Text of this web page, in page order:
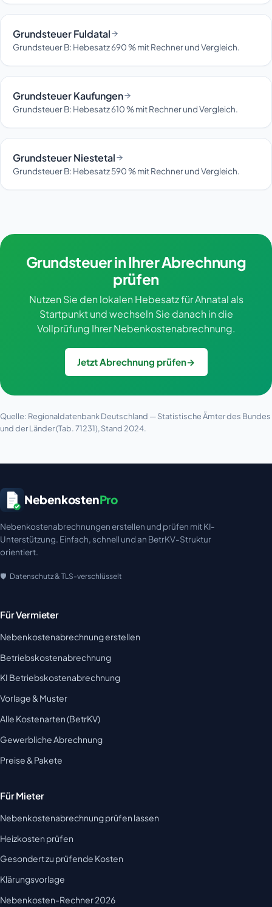
Grundsteuer Fuldatal
Grundsteuer B: Hebesatz 690 % mit Rechner und Vergleich.
Grundsteuer Kaufungen
Grundsteuer B: Hebesatz 610 % mit Rechner und Vergleich.
Grundsteuer Niestetal
Grundsteuer B: Hebesatz 590 % mit Rechner und Vergleich.
Grundsteuer in Ihrer Abrechnung
prüfen
Nutzen Sie den lokalen Hebesatz für Ahnatal als
Startpunkt und wechseln Sie danach in die
Vollprüfung Ihrer Nebenkostenabrechnung.
Jetzt Abrechnung prüfen→
Quelle: Regionaldatenbank Deutschland — Statistische Ämter des Bundes
und der Länder (Tab. 71231), Stand 2024.
NebenkostenPro
Nebenkostenabrechnungen erstellen und prüfen mit KI-
Unterstützung. Einfach, schnell und an BetrKV-Struktur
orientiert.
Datenschutz & TLS-verschlüsselt
Für Vermieter
Nebenkostenabrechnung erstellen
Betriebskostenabrechnung
KI Betriebskostenabrechnung
Vorlage & Muster
Alle Kostenarten (BetrKV)
Gewerbliche Abrechnung
Preise & Pakete
Für Mieter
Nebenkostenabrechnung prüfen lassen
Heizkosten prüfen
Gesondert zu prüfende Kosten
Klärungsvorlage
Nebenkosten-Rechner 2026